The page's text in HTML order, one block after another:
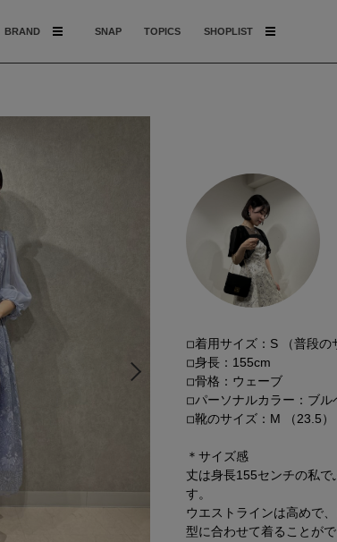
BRAND SNAP TOPICS SHOPLIST
◽︎着用サイズ：S （普段の
◽︎身長：155cm
◽︎骨格：ウェーブ
◽︎パーソナルカラー：ブル
◽︎靴のサイズ：M （23.5）
＊サイズ感
丈は身長155センチの私
す。
ウエストラインは高めで
型に合わせて着ることが